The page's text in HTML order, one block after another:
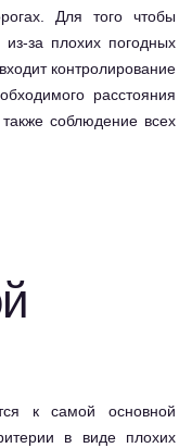
Для того чтобы
за плохих погодных
контролирование
расстояния
соблюдение всех
к самой основной
в виде плохих